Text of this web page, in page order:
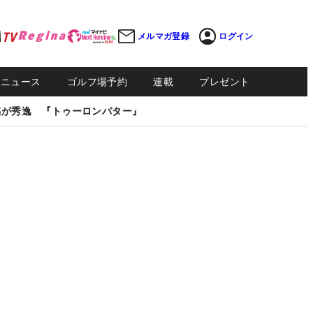
メルマガ登録 ログイン
ュース ゴルフ場予約 連載 プレゼント
秀逸 『トゥーロンパター』